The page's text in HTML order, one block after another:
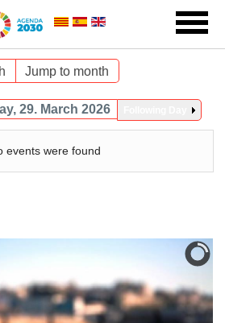
Jump to month
29. March 2026
events were found